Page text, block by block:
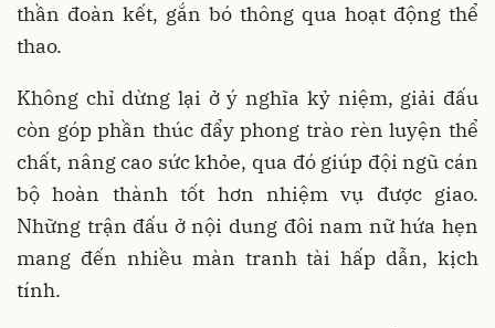
thần đoàn kết, gắn bó thông qua hoạt động thể
thao.
Không chỉ dừng lại ở ý nghĩa kỷ niệm, giải đấu
còn góp phần thúc đẩy phong trào rèn luyện thể
chất, nâng cao sức khỏe, qua đó giúp đội ngũ cán
bộ hoàn thành tốt hơn nhiệm vụ được giao.
Những trận đấu ở nội dung đôi nam nữ hứa hẹn
mang đến nhiều màn tranh tài hấp dẫn, kịch
tính.